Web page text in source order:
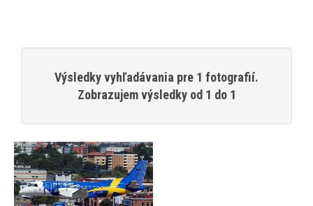
Výsledky vyhľadávania pre 1 fotografií.
Zobrazujem výsledky od 1 do 1